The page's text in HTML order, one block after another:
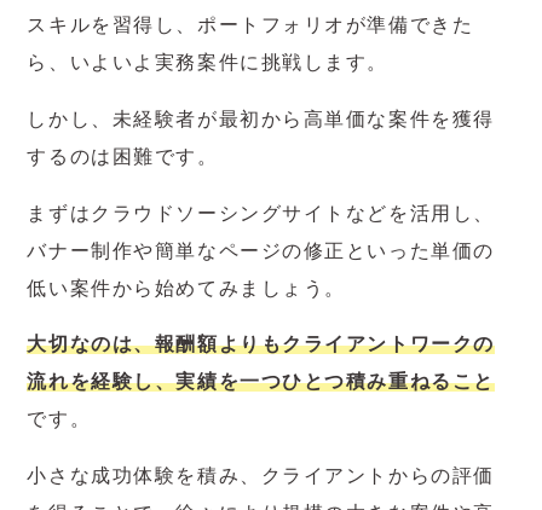
スキルを習得し、ポートフォリオが準備できた
ら、いよいよ実務案件に挑戦します。
しかし、未経験者が最初から高単価な案件を獲得
するのは困難です。
まずはクラウドソーシングサイトなどを活用し、
バナー制作や簡単なページの修正といった単価の
低い案件から始めてみましょう。
大切なのは、報酬額よりもクライアントワークの
流れを経験し、実績を一つひとつ積み重ねること
です。
小さな成功体験を積み、クライアントからの評価